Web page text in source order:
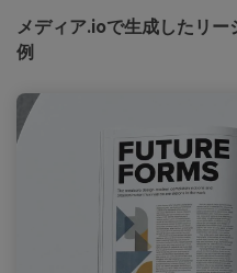
メディア.ioで生成したリ
例